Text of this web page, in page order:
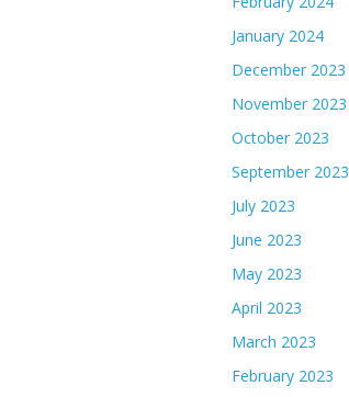
January 2024
December 2023
November 2023
October 2023
September 2023
July 2023
June 2023
May 2023
April 2023
March 2023
February 2023